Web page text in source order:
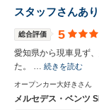
スタッフさんあ
総合評価 5
愛知県から現車見ず
た。 … 続きを読む
オープンカー大好きさん
メルセデス・ベンツ